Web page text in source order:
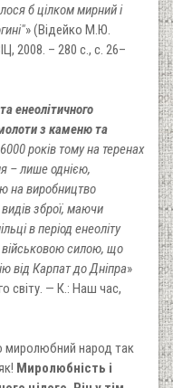
б цілком мирний і
» (Відейко М.Ю.
2008. – 280 с., с. 26–
енеолітичного
з каменю та
років тому на теренах
– лише однією,
на виробництво
зброї, маючи
в період енеоліту
військовою силою, що
від Карпат до Дніпра»
світу. — К.: Наш час,
миролюбний народ так
Миролюбність і